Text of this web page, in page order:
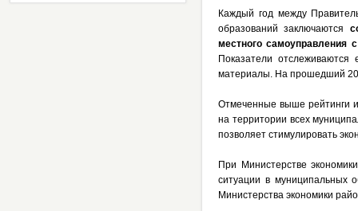
Каждый год между
образований заключаются
местного самоуправления
Показатели
материалы. На прошедший
Отмеченные выше рейтинги
на территории всех
позволяет стимулировать
При Министерстве
ситуации в муниципальных
Министерства экономики